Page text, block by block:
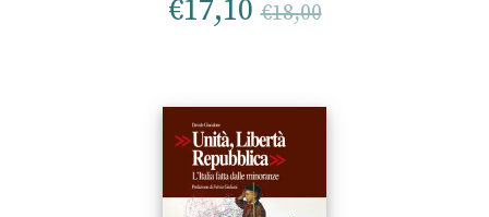
€17,10 €18,00